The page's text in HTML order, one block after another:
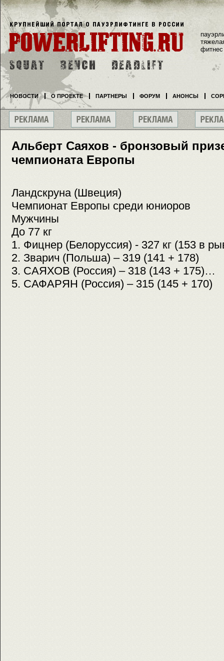
Альберт Саяхов - бронзовый
чемпионата Европы
Ландскруна (Швеция)
Чемпионат Европы среди юниоров
Мужчины
До 77 кг
1. Фицнер (Белоруссия) - 327 кг (153 в
2. Зварич (Польша) – 319 (141 + 178)
3. САЯХОВ (Россия) – 318 (143 + 175)…
5. САФАРЯН (Россия) – 315 (145 + 170)
фитнес
НОВОСТИ О ПРОЕКТЕ ПАРТНЕРЫ ФОРУМ АНОНСЫ